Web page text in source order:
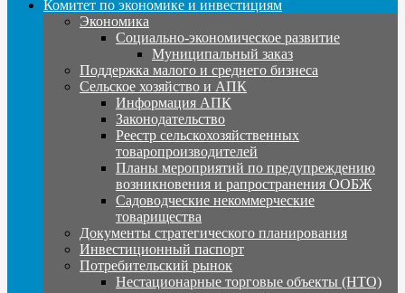
Комитет по экономике и инвестициям
Экономика
Социально-экономическое развитие
Муниципальный заказ
Поддержка малого и среднего бизнеса
Сельское хозяйство и АПК
Информация АПК
Законодательство
Реестр сельскохозяйственных
товаропроизводителей
Планы мероприятий по предупреждению
возникновения и рапространения ООБЖ
Садоводческие некоммерческие
товарищества
Документы стратегического планирования
Инвестиционный паспорт
Потребительский рынок
Нестационарные торговые объекты (НТО)